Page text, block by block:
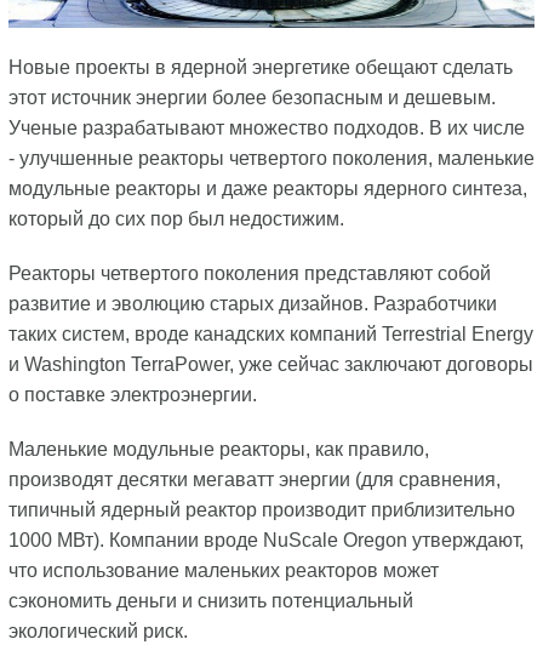
Новые проекты в ядерной энергетике обещают сделать
этот источник энергии более безопасным и дешевым.
Ученые разрабатывают множество подходов. В их числе
- улучшенные реакторы четвертого поколения, маленькие
модульные реакторы и даже реакторы ядерного синтеза,
который до сих пор был недостижим.
Реакторы четвертого поколения представляют собой
развитие и эволюцию старых дизайнов. Разработчики
таких систем, вроде канадских компаний Terrestrial Energy
и Washington TerraPower, уже сейчас заключают договоры
о поставке электроэнергии.
Маленькие модульные реакторы, как правило,
производят десятки мегаватт энергии (для сравнения,
типичный ядерный реактор производит приблизительно
1000 МВт). Компании вроде NuScale Oregon утверждают,
что использование маленьких реакторов может
сэкономить деньги и снизить потенциальный
экологический риск.